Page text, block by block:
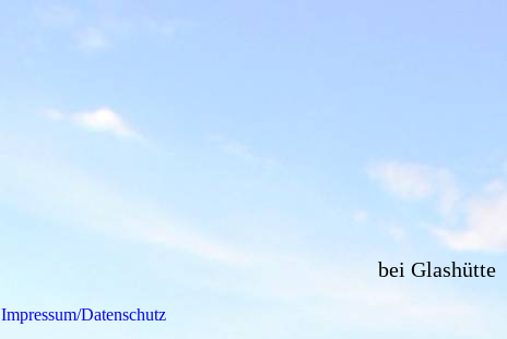
bei Glashütte
Impressum/Datenschutz